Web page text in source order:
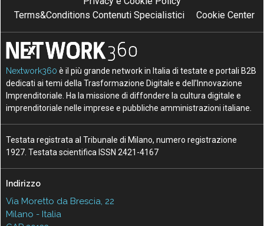
Terms&Conditions Contenuti Specialistici
Cookie Center
Nextwork360 è il più grande network in Italia di testate e portali B2B
dedicati ai temi della Trasformazione Digitale e dell’Innovazione
Imprenditoriale. Ha la missione di diffondere la cultura digitale e
imprenditoriale nelle imprese e pubbliche amministrazioni italiane.
Testata registrata al Tribunale di Milano, numero registrazione
1927. Testata scientifica ISSN 2421-4167
Indirizzo
Via Moretto da Brescia, 22
Milano - Italia